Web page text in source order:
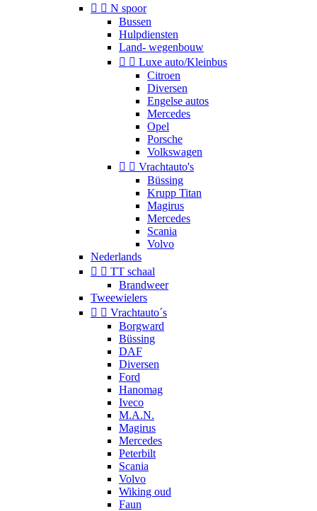
  N spoor
Bussen
Hulpdiensten
Land- wegenbouw
  Luxe auto/Kleinbus
Citroen
Diversen
Engelse autos
Mercedes
Opel
Porsche
Volkswagen
  Vrachtauto's
Büssing
Krupp Titan
Magirus
Mercedes
Scania
Volvo
Nederlands
  TT schaal
Brandweer
Tweewielers
  Vrachtauto´s
Borgward
Büssing
DAF
Diversen
Ford
Hanomag
Iveco
M.A.N.
Magirus
Mercedes
Peterbilt
Scania
Volvo
Wiking oud
Faun